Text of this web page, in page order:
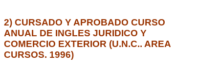
2) CURSADO Y APROBADO CURSO
ANUAL DE INGLES JURIDICO Y
COMERCIO EXTERIOR (U.N.C.. AREA
CURSOS. 1996)